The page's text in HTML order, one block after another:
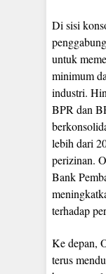
Di sisi
untuk
minimum
industri.
BPR dan
lebih dari
perizinan.
Bank
terhadap
Ke depan,
terus